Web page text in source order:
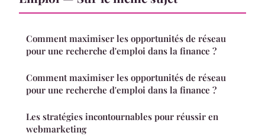
Comment maximiser les opportunités de réseau
pour une recherche d'emploi dans la finance ?
Comment maximiser les opportunités de réseau
pour une recherche d'emploi dans la finance ?
Les stratégies incontournables pour réussir en
webmarketing